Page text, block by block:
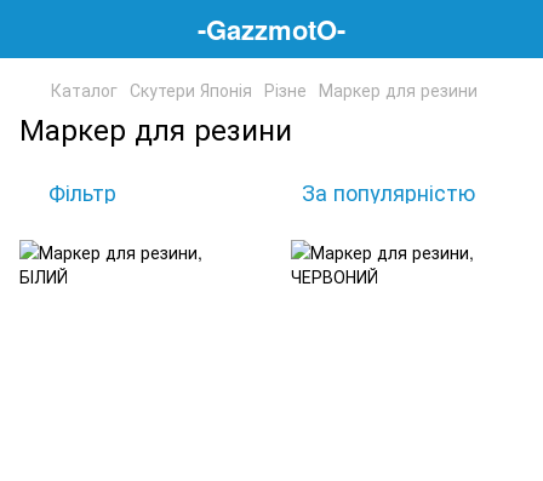
-GazzmotO-
Каталог Скутери Японія Різне Маркер для резини
Маркер для резини
Фільтр За популярністю